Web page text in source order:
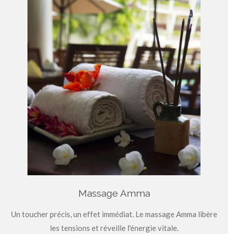
Massage Amma
Un toucher précis, un effet immédiat. Le massage Amma libère
les tensions et réveille l'énergie vitale.